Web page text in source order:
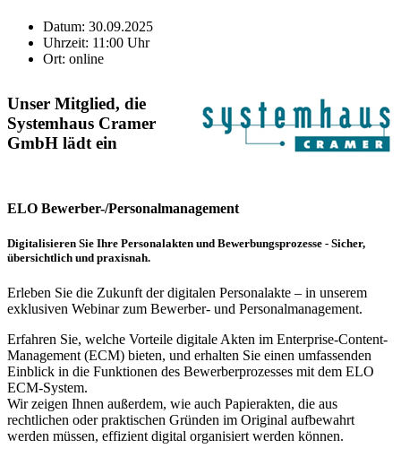
Datum: 30.09.2025
Uhrzeit: 11:00 Uhr
Ort: online
Unser Mitglied, die
Systemhaus Cramer
GmbH lädt ein
ELO Bewerber-/Personalmanagement
Digitalisieren Sie Ihre Personalakten und Bewerbungsprozesse - Sicher,
übersichtlich und praxisnah.
Erleben Sie die Zukunft der digitalen Personalakte – in unserem
exklusiven Webinar zum Bewerber- und Personalmanagement.
Erfahren Sie, welche Vorteile digitale Akten im Enterprise-Content-
Management (ECM) bieten, und erhalten Sie einen umfassenden
Einblick in die Funktionen des Bewerberprozesses mit dem ELO
ECM-System.
Wir zeigen Ihnen außerdem, wie auch Papierakten, die aus
rechtlichen oder praktischen Gründen im Original aufbewahrt
werden müssen, effizient digital organisiert werden können.